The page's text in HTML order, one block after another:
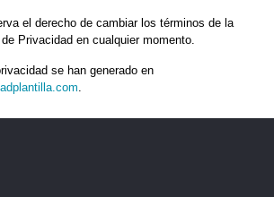
el derecho de cambiar los términos de la
Privacidad en cualquier momento.
se han generado en
.